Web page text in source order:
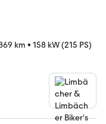
km • 158 kW (215 PS)